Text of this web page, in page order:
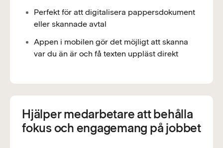
Perfekt för att digitalisera pappersdokument
eller skannade avtal
Appen i mobilen gör det möjligt att skanna
var du än är och få texten uppläst direkt
Hjälper medarbetare att behålla
fokus och engagemang på jobbet